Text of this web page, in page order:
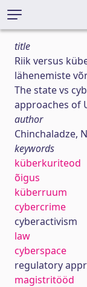
title
Riik versus
lähenemiste
The state vs
approaches of
author
Chinchaladze,
keywords
küberkuriteod
õigus
küberruum
cybercrime
cyberactivism
law
cyberspace
regulatory
magistritööd